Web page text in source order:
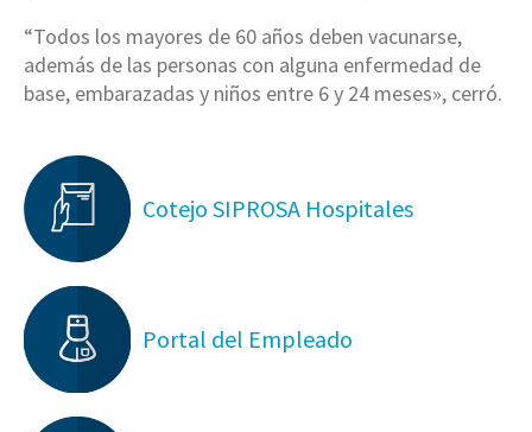
“Todos los mayores de 60 años deben vacunarse,
además de las personas con alguna enfermedad de
base, embarazadas y niños entre 6 y 24 meses», cerró.
Cotejo SIPROSA Hospitales
Portal del Empleado